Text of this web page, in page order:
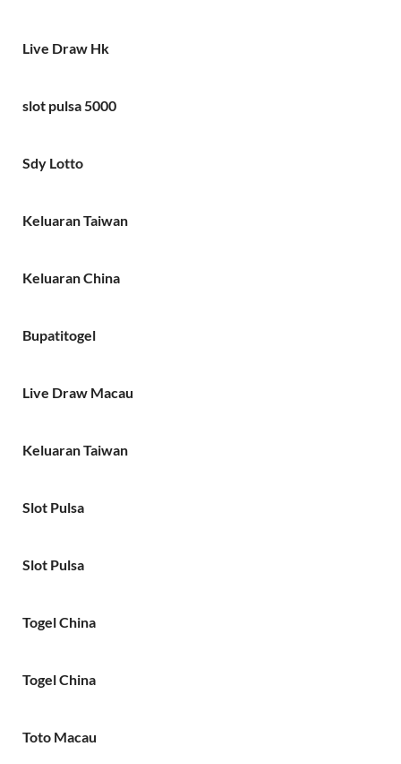
Live Draw Hk
slot pulsa 5000
Sdy Lotto
Keluaran Taiwan
Keluaran China
Bupatitogel
Live Draw Macau
Keluaran Taiwan
Slot Pulsa
Slot Pulsa
Togel China
Togel China
Toto Macau